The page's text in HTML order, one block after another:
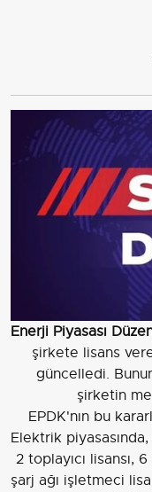
Enerji Piyasası
şirkete lisans
güncelledi.
şirketin
EPDK'nın bu
Elektrik
2 toplayıcı lisansı,
şarj ağı işletmeci